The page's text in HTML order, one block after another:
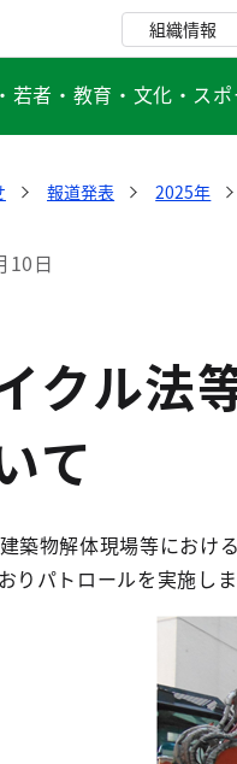
組織情報
若者・教育・文化・スポ
報道発表 2025年
10日
クル法
て
築物解体現場等におけ
りパトロールを実施し